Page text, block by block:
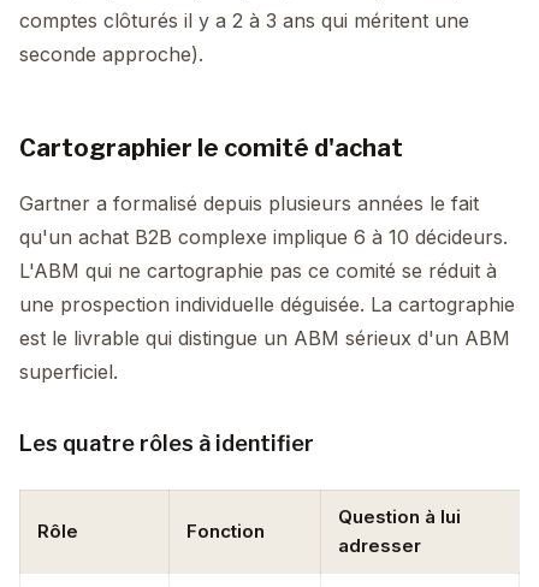
comptes clôturés il y a 2 à 3 ans qui méritent une
seconde approche).
Cartographier le comité d'achat
Gartner a formalisé depuis plusieurs années le fait
qu'un achat B2B complexe implique 6 à 10 décideurs.
L'ABM qui ne cartographie pas ce comité se réduit à
une prospection individuelle déguisée. La cartographie
est le livrable qui distingue un ABM sérieux d'un ABM
superficiel.
Les quatre rôles à identifier
Rôle Fonction
Question à lui
adresser